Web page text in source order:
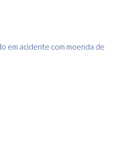
em acidente com moenda de